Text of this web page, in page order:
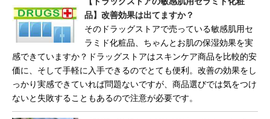
品】改善効果は出てますか？
そのドラッグストアで売っている敏感肌用セ
ラミド化粧品、ちゃんとお肌の保湿効果を実
感できていますか？ドラッグストアはスキンケア商品を比較的安
価に、そして手軽に入手できるのでとても便利。改善の効果をし
っかり実感できていれば問題ないですが、商品選びでは気をつけ
ないと失敗することもあるので注意が必要です。